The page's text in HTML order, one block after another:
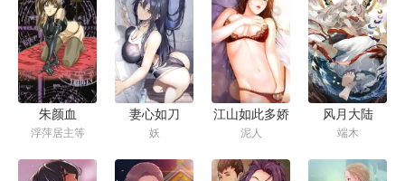
朱颜血
浮萍居主等
妻心如刀
妖
江山如此多娇
泥人
风月大陆
端木